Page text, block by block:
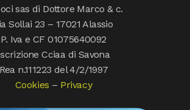
sas di Dottore Marco & c.
Sollai 23 – 17021 Alassio
P. Iva e CF 01075640092
Cciaa di Savona
Rea n.111223 del 4/2/1997
Cookies – Privacy